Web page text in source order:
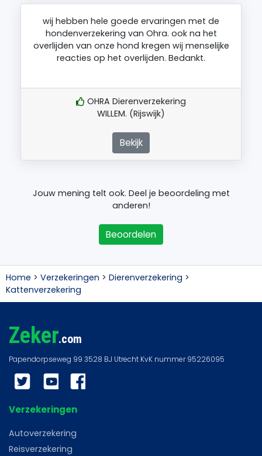
wij hebben hele goede ervaringen met de
hondenverzekering van Ohra. ook na het
overlijden van onze hond kregen wij menselijke
reacties op het overlijden. Bedankt.
OHRA Dierenverzekering
WILLEM. (Rijswijk)
Bekijk
Jouw mening telt ook. Deel je beoordeling met
anderen!
Beoordelen
Home > Verzekeringen > Dierenverzekering >
Kattenverzekering
Zeker.com
Twitter YouTubeFacebook
Verzekeringen
Autoverzekering
Reisverzekering